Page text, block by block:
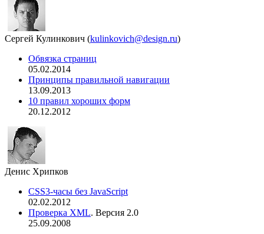
Сергей Кулинкович (kulinkovich@design.ru)
Обвязка страниц
05.02.2014
Принципы правильной навигации
13.09.2013
10 правил хороших форм
20.12.2012
Денис Хрипков
CSS3-часы без JavaScript
02.02.2012
Проверка XML. Версия 2.0
25.09.2008